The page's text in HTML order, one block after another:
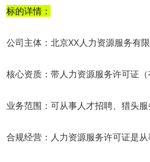
标的详情：
公司主体： 北京XX人力资源服务有
核心资质： 带人力资源服务许可证
业务范围： 可从事人才招聘、猎头
合规经营： 人力资源服务许可证是